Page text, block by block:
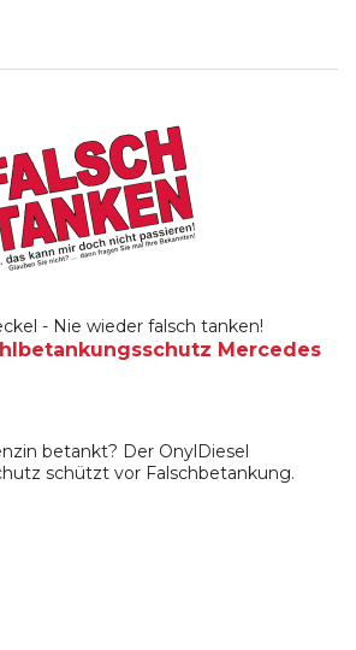
- Nie wieder falsch tanken!
Mercedes
betankt? Der OnylDiesel
schützt vor Falschbetankung.